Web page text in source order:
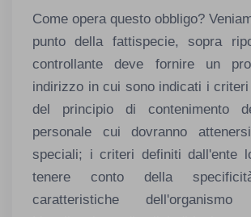
Come opera questo obbligo?
punto della fattispecie, sopra
controllante deve fornire un
indirizzo in cui sono indicati i
del principio di contenimento
personale cui dovranno
speciali; i criteri definiti dall'ente
tenere conto della
caratteristiche dell'organismo